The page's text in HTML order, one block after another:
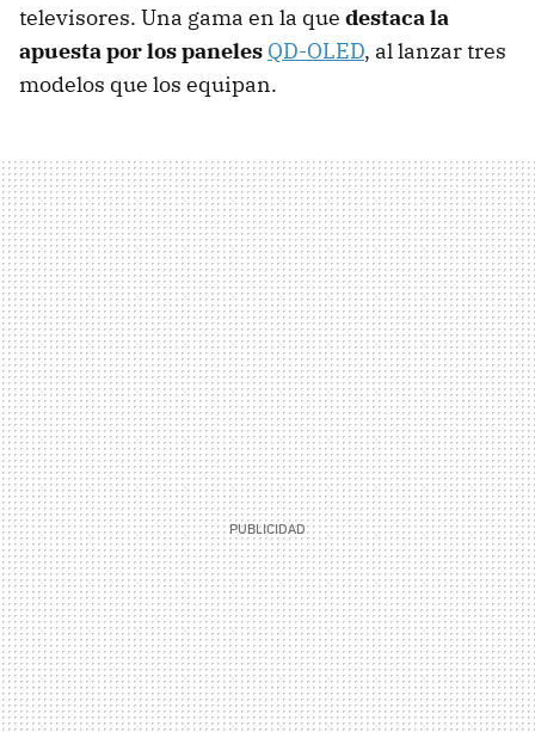
televisores. Una gama en la que destaca la
apuesta por los paneles QD-OLED, al lanzar tres
modelos que los equipan.